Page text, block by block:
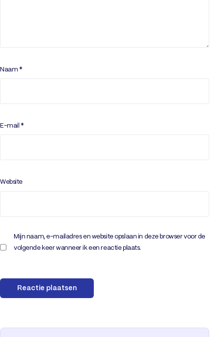
Naam *
E-mail *
Website
Mijn naam, e-mailadres en website opslaan in deze browser voor de
volgende keer wanneer ik een reactie plaats.